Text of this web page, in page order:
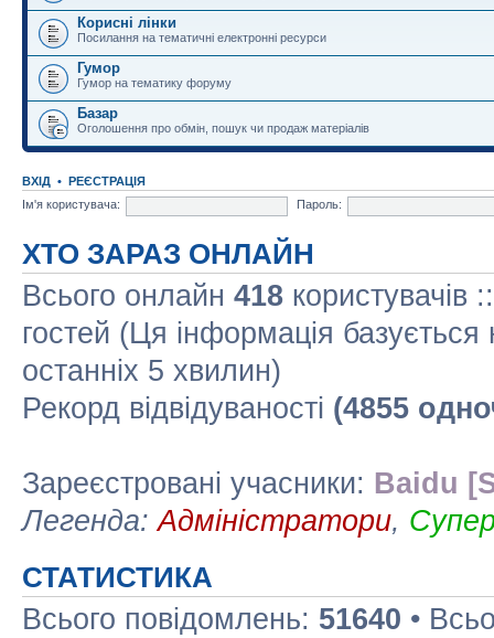
Корисні лінки
Посилання на тематичні електронні ресурси
Гумор
Гумор на тематику форуму
Базар
Оголошення про обмін, пошук чи продаж матеріалів
ВХІД • РЕЄСТРАЦІЯ
Ім'я користувача:
Пароль:
ХТО ЗАРАЗ ОНЛАЙН
Всього онлайн 418 користувачів
гостей (Ця інформація базується
останніх 5 хвилин)
Рекорд відвідуваності (4855
Зареєстровані учасники: Baidu
Легенда:Адміністратори,
СТАТИСТИКА
Всього повідомлень: 51640 •